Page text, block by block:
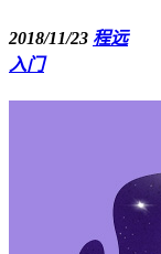
2018/11/23 程远
入门